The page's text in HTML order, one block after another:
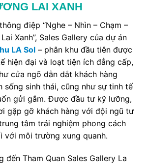
LAI XANH
điệp “Nghe – Nhìn – Chạm –
Xanh”, Sales Gallery của dự án
LA Sol – phân khu đầu tiên được
hiện đại và loạt tiện ích đẳng cấp,
cửa ngõ dẫn dắt khách hàng
sống sinh thái, cũng như sự tinh tế
gửi gắm. Được đầu tư kỹ lưỡng,
gặp gỡ khách hàng với đội ngũ tư
tâm trải nghiệm phong cách
với môi trường xung quanh.